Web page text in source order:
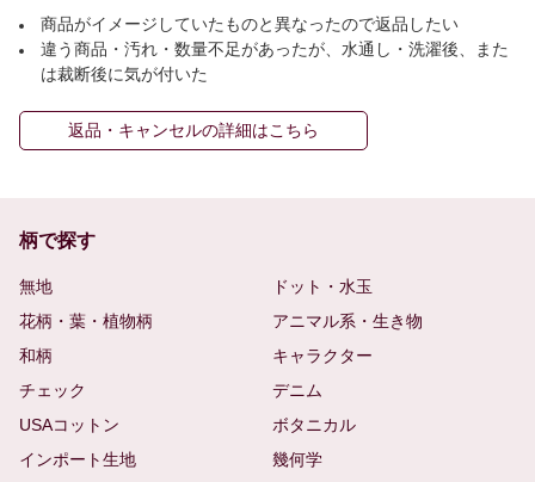
商品がイメージしていたものと異なったので返品したい
違う商品・汚れ・数量不足があったが、水通し・洗濯後、また
は裁断後に気が付いた
返品・キャンセルの詳細はこちら
柄で探す
無地
ドット・水玉
花柄・葉・植物柄
アニマル系・生き物
和柄
キャラクター
チェック
デニム
USAコットン
ボタニカル
インポート生地
幾何学